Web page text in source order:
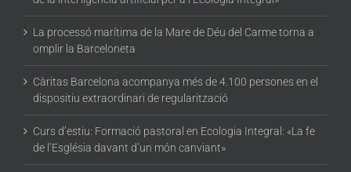
La processó marítima de la Mare de Déu del Carme torna a
omplir la Barceloneta
Càritas Barcelona acompanya més de 4.100 persones en el
dispositiu extraordinari de regularització
Curs d’estiu: Formació pastoral en Ecologia Integral: «La fe
de l’Església davant d’un món canviant»